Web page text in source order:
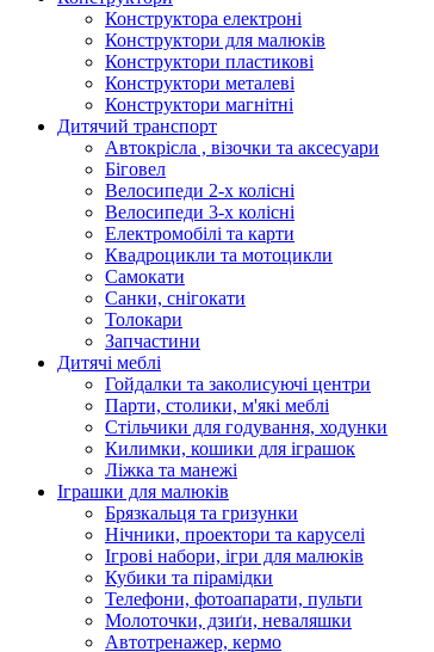
Конструктора електроні
Конструктори для малюків
Конструктори пластикові
Конструктори металеві
Конструктори магнітні
Дитячий транспорт
Автокрісла , візочки та аксесуари
Біговел
Велосипеди 2-х колісні
Велосипеди 3-х колісні
Електромобілі та карти
Квадроцикли та мотоцикли
Самокати
Санки, снігокати
Толокари
Запчастини
Дитячі меблі
Гойдалки та заколисуючі центри
Парти, столики, м'які меблі
Стільчики для годування, ходунки
Килимки, кошики для іграшок
Ліжка та манежі
Іграшки для малюків
Брязкальця та гризунки
Нічники, проектори та каруселі
Ігрові набори, ігри для малюків
Кубики та пірамідки
Телефони, фотоапарати, пульти
Молоточки, дзиґи, неваляшки
Автотренажер, кермо